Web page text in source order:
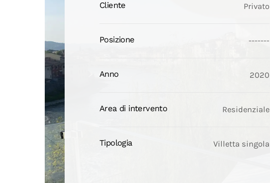
Cliente Privato
Posizione -------
Anno 2020
Area di intervento Residenziale
Tipologia Villetta singola